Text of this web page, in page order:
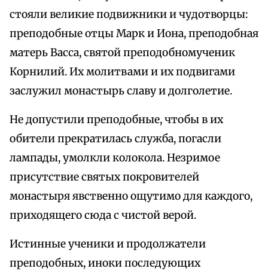
стояли великие подвижники и чудотворцы:
преподобные отцы Марк и Иона, преподобная
матерь Васса, святой преподобномученик
Корнилий. Их молитвами и их подвигами
заслужил монастырь славу и долголетие.
Не допустили преподобные, чтобы в их
обители прекратилась служба, погасли
лампады, умолкли колокола. Незримое
присутствие святых покровителей
монастыря явственно ощутимо для каждого,
приходящего сюда с чистой верой.
Истинные ученики и продолжатели
преподобных, иноки последующих